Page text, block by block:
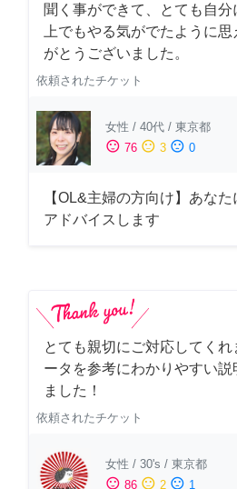
聞く事ができて、とても自
上でもやる気がでたように
がとうございました。
依頼されたチケット
女性 / 40代 / 東京都
sentiment_satisfied 76 sentiment_neutral 3 sentiment_dissatisfied 0
【OL&主婦の方向け】あな
アドバイスします
とても親切にご対応してく
ータを参考にわかりやすい
ました！
依頼されたチケット
女性 / 30's / 東京都
sentiment_satisfied 86 sentiment_neutral 2 sentiment_dissatisfied 1